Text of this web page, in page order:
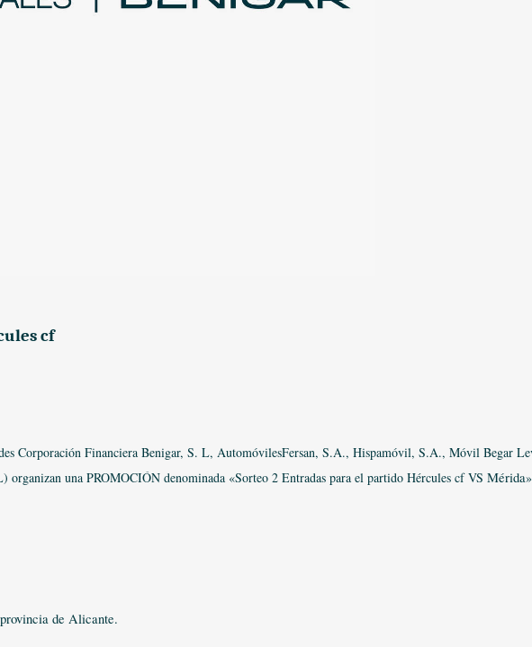
cf
Corporación Financiera Benigar, S. L, AutomóvilesFersan, S.A., Hispamóvil, S.A., Móvil Begar
una PROMOCIÓN denominada «Sorteo 2 Entradas para el partido Hércules cf VS Mérida
de Alicante.